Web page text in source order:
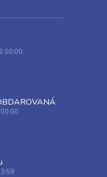
00:00